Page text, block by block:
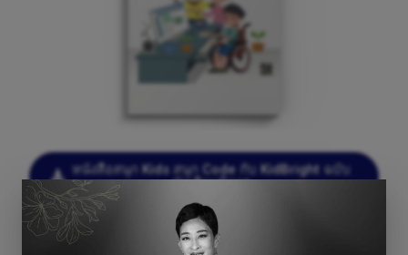
หนังสือสนุก Kids สนุก Code กับ KidBright ฉบับ
นักเรียนพิการ